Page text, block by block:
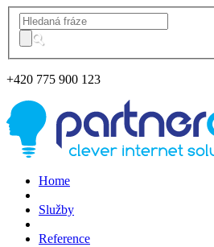
+420 775 900 123
Home
Služby
Reference